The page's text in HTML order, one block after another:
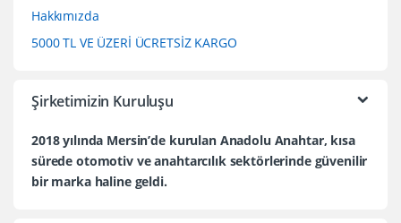
Hakkımızda
5000 TL VE ÜZERİ ÜCRETSİZ KARGO
Şirketimizin Kuruluşu
2018 yılında Mersin’de kurulan Anadolu Anahtar, kısa
sürede otomotiv ve anahtarcılık sektörlerinde güvenilir
bir marka haline geldi.